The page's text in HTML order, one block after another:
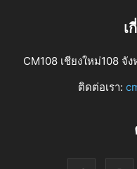
เ
CM108 เชียงใหม่108 จั
ติดต่อเรา: